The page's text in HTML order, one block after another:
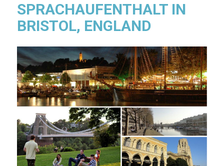
SPRACHAUFENTHALT IN
BRISTOL, ENGLAND